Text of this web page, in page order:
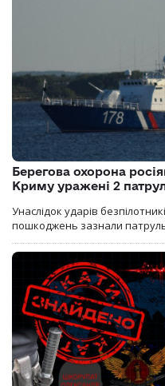
Берегова охорона
Криму уражені 2
Унаслідок ударів
пошкоджень зазнали